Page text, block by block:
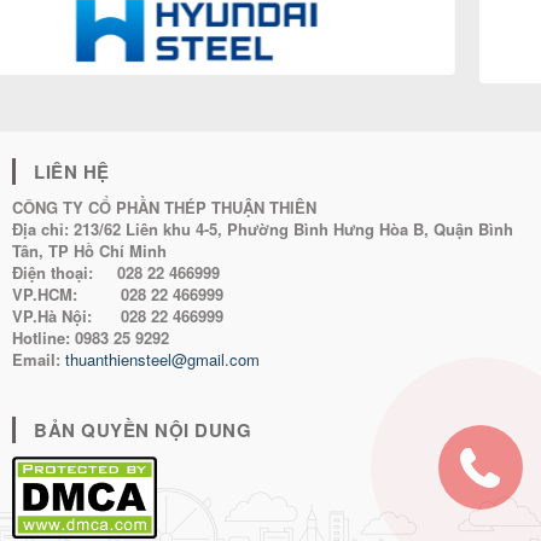
LIÊN HỆ
CÔNG TY CỔ PHẦN THÉP THUẬN THIÊN
Địa chỉ: 213/62 Liên khu 4-5, Phường Bình Hưng Hòa B, Quận Bình
Tân, TP Hồ Chí Minh
Điện thoại:
028 22 466999
VP.HCM:
028 22 466999
VP.Hà Nội:
028 22 466999
Hotline: 0983 25 9292
Email: thuanthiensteel@gmail.com
BẢN QUYỀN NỘI DUNG